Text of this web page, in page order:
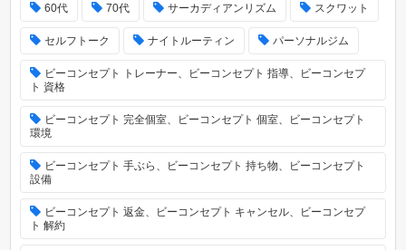
60代 70代 サーカディアンリズム スクワット
セルフトーク ナイトルーティン パーソナルジム
ビーコンセプト トレーナー、ビーコンセプト 指導、ビーコンセプ
ト 資格
ビーコンセプト 完全個室、ビーコンセプト 個室、ビーコンセプト
環境
ビーコンセプト 手ぶら、ビーコンセプト 持ち物、ビーコンセプト
設備
ビーコンセプト 返金、ビーコンセプト キャンセル、ビーコンセプ
ト 解約